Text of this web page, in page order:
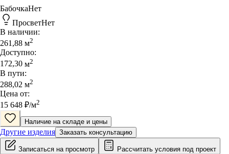
БабочкаНет
ПросветНет
В наличии:
261,88 м2
Доступно:
172,30 м2
В пути:
288,02 м2
Цена от:
15 648 ₽/м2
Наличие на складе и цены
Другие изделия Заказать консультацию
Записаться на просмотр Рассчитать условия под проект